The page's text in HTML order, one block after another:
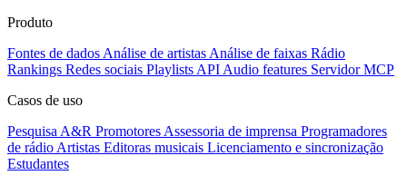
Produto
Fontes de dados Análise de artistas Análise de faixas Rádio
Rankings Redes sociais Playlists API Audio features Servidor MCP
Casos de uso
Pesquisa A&R Promotores Assessoria de imprensa Programadores
de rádio Artistas Editoras musicais Licenciamento e sincronização
Estudantes